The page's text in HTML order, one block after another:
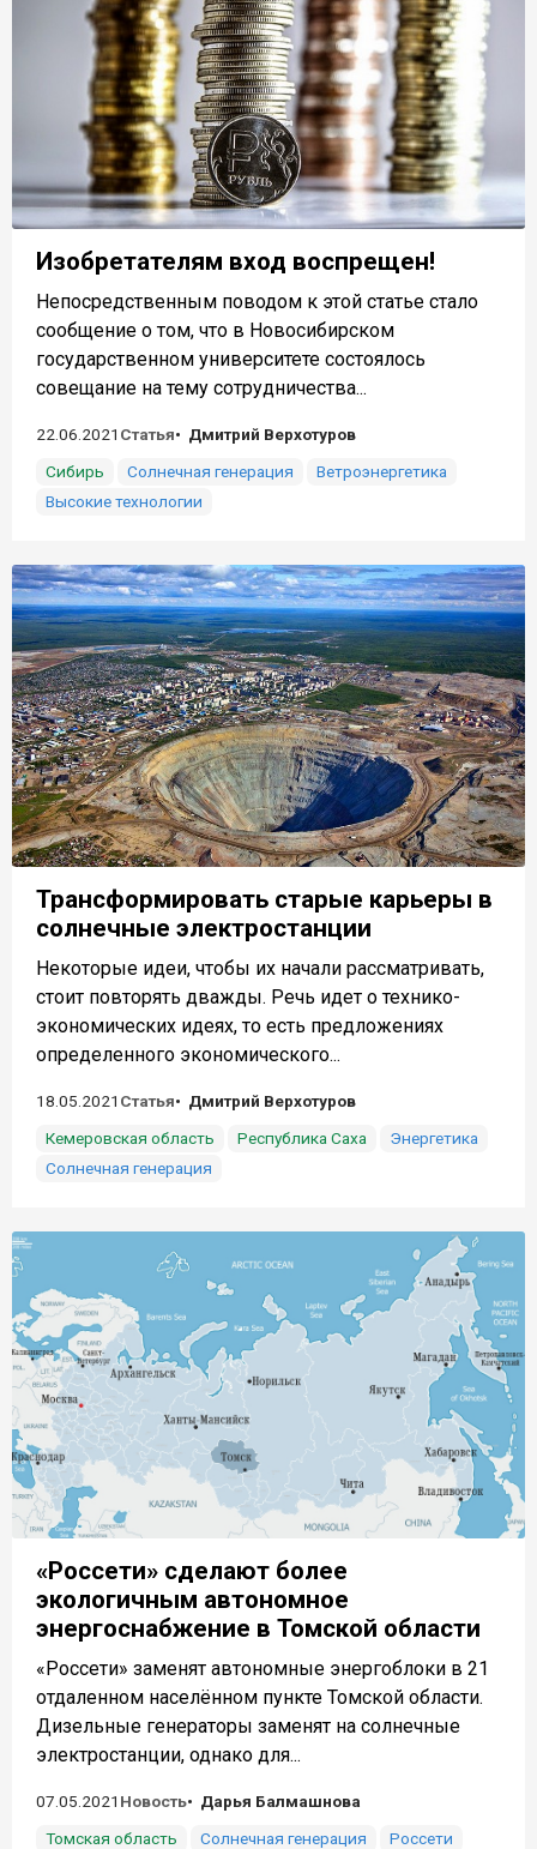
Изобретателям вход воспрещен!
Непосредственным поводом к этой статье стало
сообщение о том, что в Новосибирском
государственном университете состоялось
совещание на тему сотрудничества...
22.06.2021 Статья
Дмитрий Верхотуров
Сибирь
Солнечная генерация
Ветроэнергетика
Высокие технологии
Трансформировать старые карьеры в
солнечные электростанции
Некоторые идеи, чтобы их начали рассматривать,
стоит повторять дважды. Речь идет о технико-
экономических идеях, то есть предложениях
определенного экономического...
18.05.2021 Статья
Дмитрий Верхотуров
Кемеровская область
Республика Саха
Энергетика
Солнечная генерация
«Россети» сделают более
экологичным автономное
энергоснабжение в Томской области
«Россети» заменят автономные энергоблоки в 21
отдаленном населённом пункте Томской области.
Дизельные генераторы заменят на солнечные
электростанции, однако для...
07.05.2021 Новость
Дарья Балмашнова
Томская область
Солнечная генерация Россети